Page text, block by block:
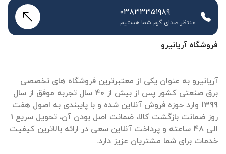
فروشگاه آریانیرو
آریانیرو به عنوان یکی از معتبرترین فروشگاه های تخصصی
برق صنعتی کشور پس از بیش از 40 سال تجربه موفق از سال
1399 وارد حوزه فروش آنلاین شده و با پایبندی به اصول هفت
روز ضمانت بازگشت کالا، ضمانت اصل بودن آن، تحویل سریع 1
الی 48 ساعته و پرداخت آنلاین سعی در ارائه بالاترین کیفیت
خدمات برای شما مشتریان عزیز دارد.
۰۳۸۳۳۳۵۱۹۸۹
منتظر صدای گرم شما هستیم